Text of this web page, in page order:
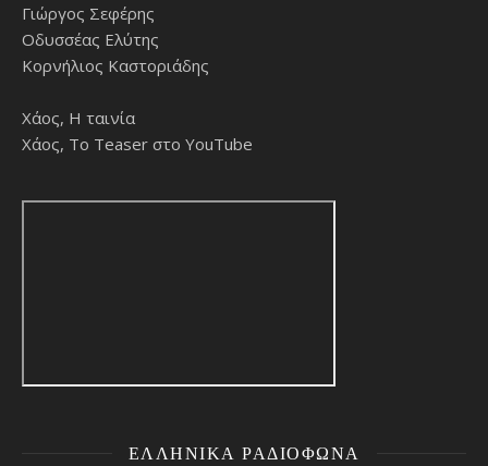
Γιώργος Σεφέρης
Οδυσσέας Ελύτης
Κορνήλιος Καστοριάδης
Χάος, Η ταινία
Χάος, Το Teaser στο YouTube
ΕΛΛΗΝΙΚΆ ΡΑΔΙΌΦΩΝΑ